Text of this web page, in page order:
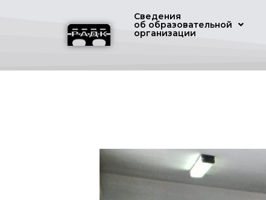
Сведения
об образовательной
организации